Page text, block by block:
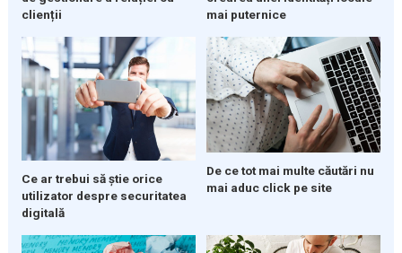
clienții
mai puternice
Ce ar trebui să știe orice
utilizator despre securitatea
digitală
De ce tot mai multe căutări nu
mai aduc click pe site